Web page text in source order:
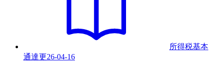
所得税基本
通達更26-04-16